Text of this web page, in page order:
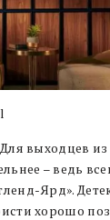
выходцев
– ведь
Ярд».
хорошо